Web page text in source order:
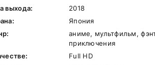
выхода:
2018
Япония
аниме, мультфильм,
приключения
Full HD